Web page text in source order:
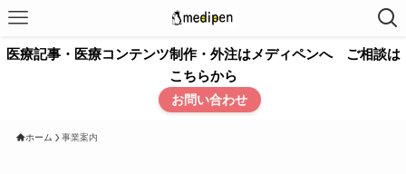
医療記事・医療コンテンツ制作・外注はメディペンへ ご相談は
こちらから
お問い合わせ
ホーム 事業案内